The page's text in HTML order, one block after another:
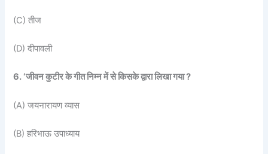
(C) तीज
(D) दीपावली
6. ‘जीवन कुटीर के गीत निम्न में से किसके द्वारा लिखा गया ?
(A) जयनारायण व्यास
(B) हरिभाऊ उपाध्याय